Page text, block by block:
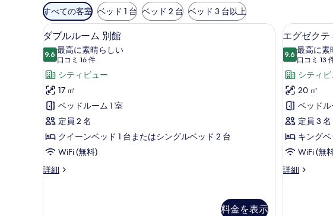
利
用
可
能
な
客
室
の
絞
り
込
み
条
件
すべての客室 ベッド 1 台 ベッド 2 台 ベッド 3 台以上
ダ
ブ
ル
ル
ー
ム
別
館
の
す
ダブルルーム 別館 | 高級寝具、羽毛の掛け布団、
13
ダブルルーム 別館
9.610 点中 9.6
最高に素晴らしい
口コミ 16 件
(口
コ
ミ
16
件)
シティビュー
17 ㎡
ベッドルーム 1 室
定員 2 名
クイーンベッド 1 台またはシングルベッド 2 台
WiFi (無料)
詳細
ダ
料金を表示
エ
グ
ゼ
ク
テ
ィ
ブ
ル
ー
ム
9
エグゼク
9.610 点中 9.6
最高に素
口コミ 13
(口
コ
ミ
13
件)
シティビ
20 ㎡
ベッドル
定員 3 名
キング
WiFi (無
詳細
エ